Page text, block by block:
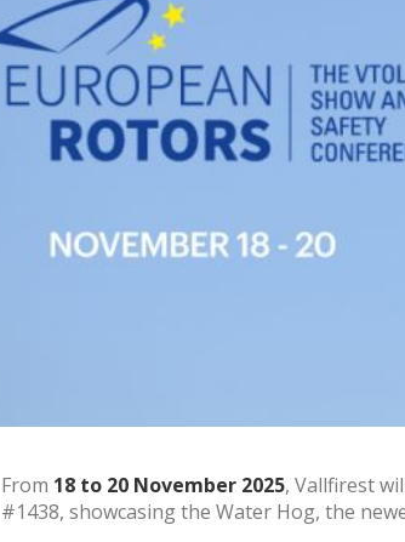
From 18 to 20 November 2025, Vallfirest
#1438, showcasing the Water Hog, the
Technique et Fonctionnel
Ce site Web utilise ses propres
d'améliorer nos services. Si
L'utilisateur a la possibilité de
empêcher leur installation sur
Analyse et Personnalisation
Ces cookies sont utilisés pour
personnels de l'utilisateur grâce